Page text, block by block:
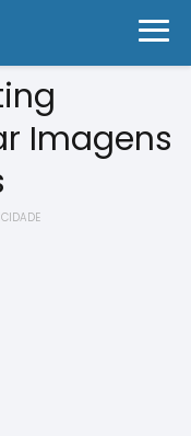
Imagens